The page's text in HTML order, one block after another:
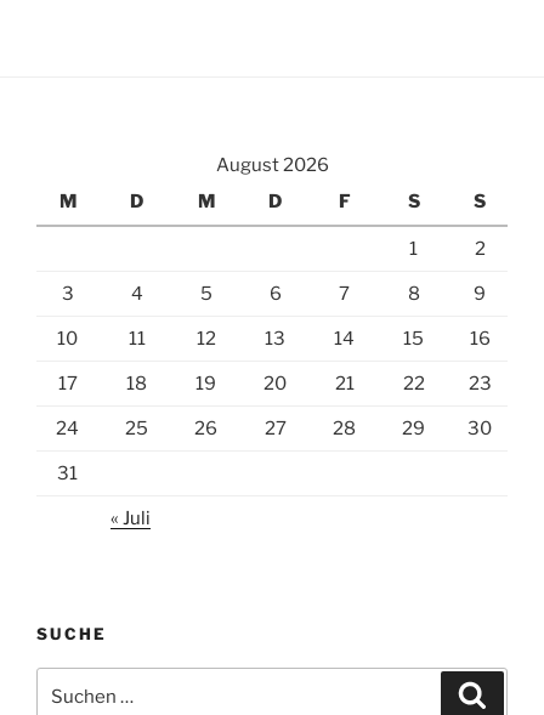
August 2026
M
D M D F S S
1 2
3 4 5 6 7 8 9
10 11 12 13 14 15 16
17 18 19 20 21 22 23
24 25 26 27 28 29 30
31
« Juli
SUCHE
nach: